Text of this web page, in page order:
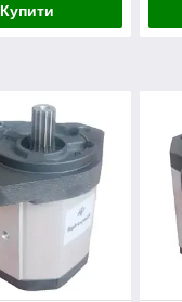
Купити